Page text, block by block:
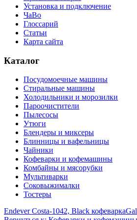
Установка и подключение
ЧаВо
Глоссарий
Статьи
Карта сайта
Каталог
Посудомоечные машины
Стиральные машины
Холодильники и морозилки
Пароочистители
Пылесосы
Утюги
Блендеры и миксеры
Блинницы и вафельницы
Чайники
Кофеварки и кофемашины
Комбайны и мясорубки
Мультиварки
Соковыжималки
Тостеры
Endever Costa-1042, Black кофеварка